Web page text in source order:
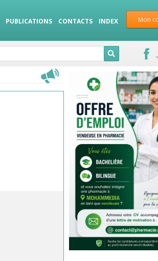
Mon
PUBLICATIONS CONTACTS INDEX